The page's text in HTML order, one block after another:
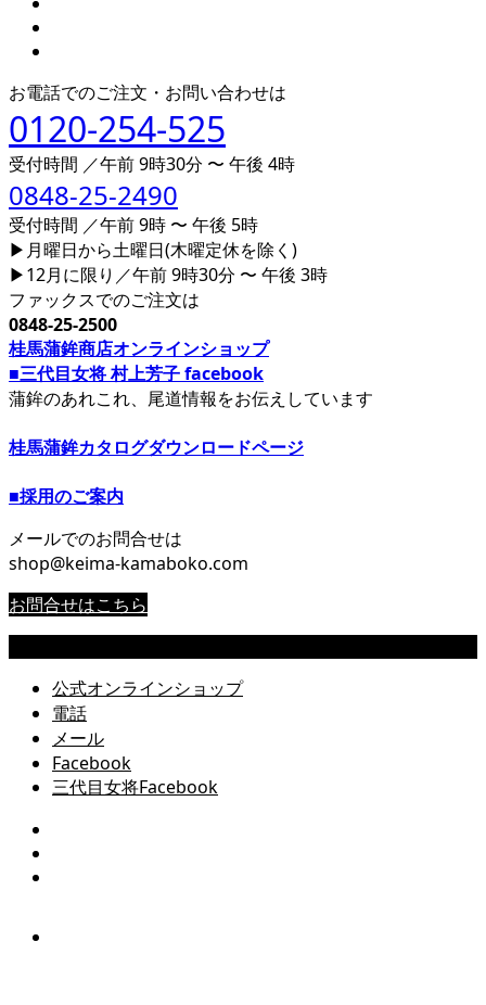
お電話でのご注文・お問い合わせは
0120-254-525
受付時間 ／午前 9時30分 〜 午後 4時
0848-25-2490
受付時間 ／午前 9時 〜 午後 5時
▶月曜日から土曜日(木曜定休を除く)
▶12月に限り／午前 9時30分 〜 午後 3時
ファックスでのご注文は
0848-25-2500
桂馬蒲鉾商店オンラインショップ
■三代目女将 村上芳子 facebook
蒲鉾のあれこれ、尾道情報をお伝えしています
桂馬蒲鉾カタログダウンロードページ
■採用のご案内
メールでのお問合せは
shop@keima-kamaboko.com
お問合せはこちら
公式オンラインショップ
電話
メール
Facebook
三代目女将Facebook